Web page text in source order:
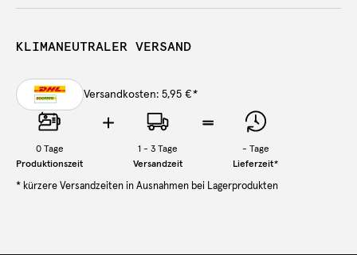
KLIMANEUTRALER VERSAND
Versandkosten: 5,95 €*
0Tage
Produktionszeit
1 - 3 Tage
Versandzeit
- Tage
Lieferzeit*
* kürzere Versandzeiten in Ausnahmen bei Lagerprodukten